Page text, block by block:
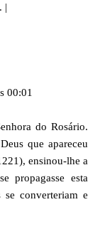
|
00:01
do Rosário.
que apareceu
ensinou-lhe a
propagasse esta
se converteriam e